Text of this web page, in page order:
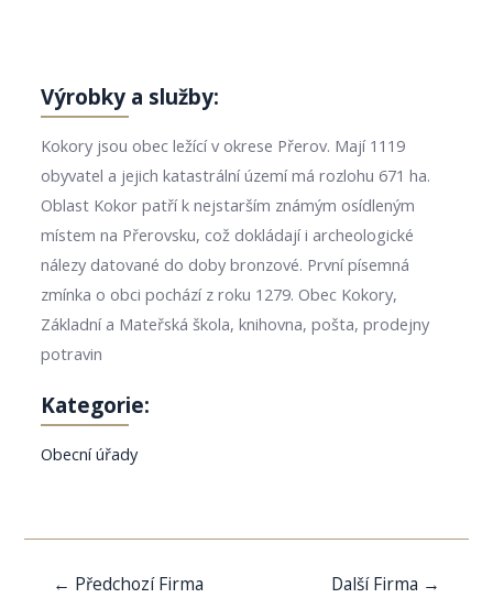
Výrobky a služby:
Kokory jsou obec ležící v okrese Přerov. Mají 1119
obyvatel a jejich katastrální území má rozlohu 671 ha.
Oblast Kokor patří k nejstarším známým osídleným
místem na Přerovsku, což dokládají i archeologické
nálezy datované do doby bronzové. První písemná
zmínka o obci pochází z roku 1279. Obec Kokory,
Základní a Mateřská škola, knihovna, pošta, prodejny
potravin
Kategorie:
Obecní úřady
Navigace
← Předchozí Firma Další Firma →